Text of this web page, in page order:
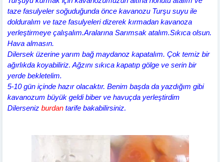
taze fasulyeler soğuduğunda önce kavanozu Turşu suyu ile
dolduralım ve taze fasulyeleri dizerek kırmadan kavanoza
yerleştirmeye çalışalım.Aralarına Sarımsak atalım.Sıkıca olsun.
Hava almasın.
Dilersek üzerine yarım bağ maydanoz kapatalım. Çok temiz bir
ağırlıkda koyabiliriz. Ağzını sıkıca kapatıp gölge ve serin bir
yerde bekletelim.
5-10 gün içinde hazır olacaktır. Benim başda da yazdığım gibi
kavanozum büyük geldi biber ve havuçda yerleştirdim
Dilerseniz burdan tarife bakabilirsiniz.